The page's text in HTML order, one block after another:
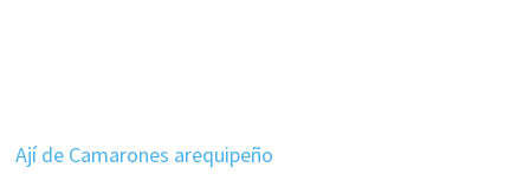
Ají de Camarones arequipeño